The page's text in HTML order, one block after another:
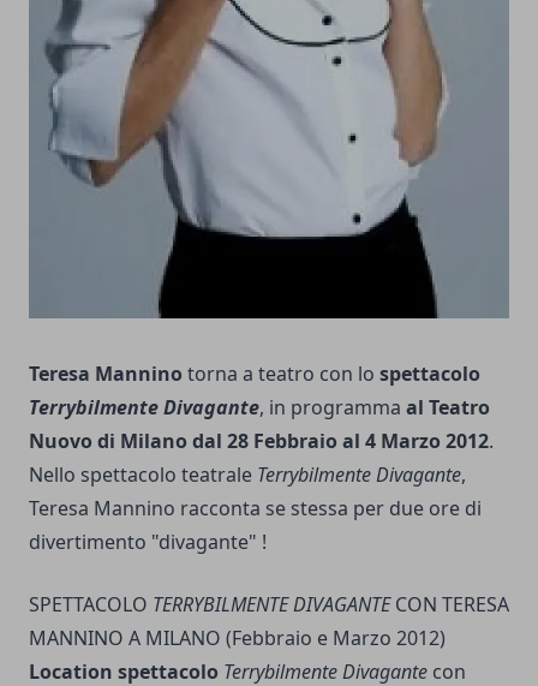
Teresa Mannino torna a teatro con lo spettacolo
Terrybilmente Divagante, in programma al Teatro
Nuovo di Milano dal 28 Febbraio al 4 Marzo 2012.
Nello spettacolo teatrale Terrybilmente Divagante,
Teresa Mannino racconta se stessa per due ore di
divertimento "divagante" !
SPETTACOLO TERRYBILMENTE DIVAGANTECON TERESA
MANNINO A MILANO (Febbraio e Marzo 2012)
Location spettacolo Terrybilmente Divagante con